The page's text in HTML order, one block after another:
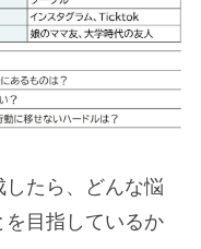
たら、どんな悩
目指しているか